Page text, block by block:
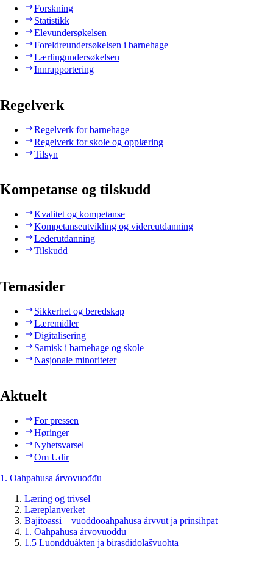
Forskning
Statistikk
Elevundersøkelsen
Foreldreundersøkelsen i barnehage
Lærlingundersøkelsen
Innrapportering
Regelverk
Regelverk for barnehage
Regelverk for skole og opplæring
Tilsyn
Kompetanse og tilskudd
Kvalitet og kompetanse
Kompetanseutvikling og videreutdanning
Lederutdanning
Tilskudd
Temasider
Sikkerhet og beredskap
Læremidler
Digitalisering
Samisk i barnehage og skole
Nasjonale minoriteter
Aktuelt
For pressen
Høringer
Nyhetsvarsel
Om Udir
1. Oahpahusa árvovuođđu
Læring og trivsel
Læreplanverket
Bajitoassi – vuođđooahpahusa árvvut ja prinsihpat
1. Oahpahusa árvovuođđu
1.5 Luondduákten ja birasdiđolašvuohta